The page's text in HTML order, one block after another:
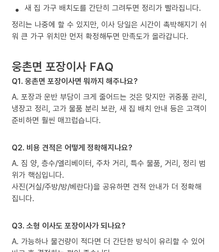
새 집 가구 배치도를 간단히 그려두면 정리가 빨라집니다.
정리는 나중에 할 수 있지만, 이사 당일은 시간이 촉박해지기 쉬
워 큰 가구 위치만 먼저 확정해두면 만족도가 올라갑니다.
웅촌면 포장이사 FAQ
Q1. 웅촌면 포장이사면 뭐까지 해주나요?
A. 포장과 운반 부담이 크게 줄어드는 것은 맞지만 귀중품 관리,
냉장고 정리, 고가 물품 분리 보관, 새 집 배치 안내 등은 고객이
준비하면 훨씬 매끄럽습니다.
Q2. 비용 견적은 어떻게 정확해지나요?
A. 짐 양, 층수/엘리베이터, 주차 거리, 특수 물품, 거리, 정리 범
위가 핵심입니다.
사진(거실/주방/방/베란다)을 공유하면 견적 안내가 더 정확해
집니다.
Q3. 소형 이사도 포장이사가 되나요?
A. 가능하나 물건량이 적다면 더 간단한 방식이 유리할 수 있어